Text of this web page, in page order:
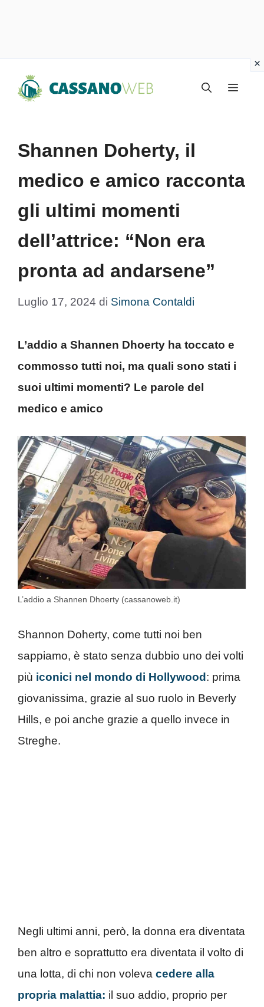
Menu
Shannen Doherty, il
medico e amico racconta
gli ultimi momenti
dell’attrice: “Non era
pronta ad andarsene”
Luglio 17, 2024 di Simona Contaldi
L’addio a Shannen Dhoerty ha toccato e
commosso tutti noi, ma quali sono stati i
suoi ultimi momenti? Le parole del
medico e amico
L’addio a Shannen Dhoerty (cassanoweb.it)
Shannon Doherty, come tutti noi ben
sappiamo, è stato senza dubbio uno dei volti
più iconici nel mondo di Hollywood : prima
giovanissima, grazie al suo ruolo in Beverly
Hills, e poi anche grazie a quello invece in
Streghe.
Negli ultimi anni, però, la donna era diventata
ben altro e soprattutto era diventata il volto di
una lotta, di chi non voleva cedere alla
propria malattia: il suo addio, proprio per